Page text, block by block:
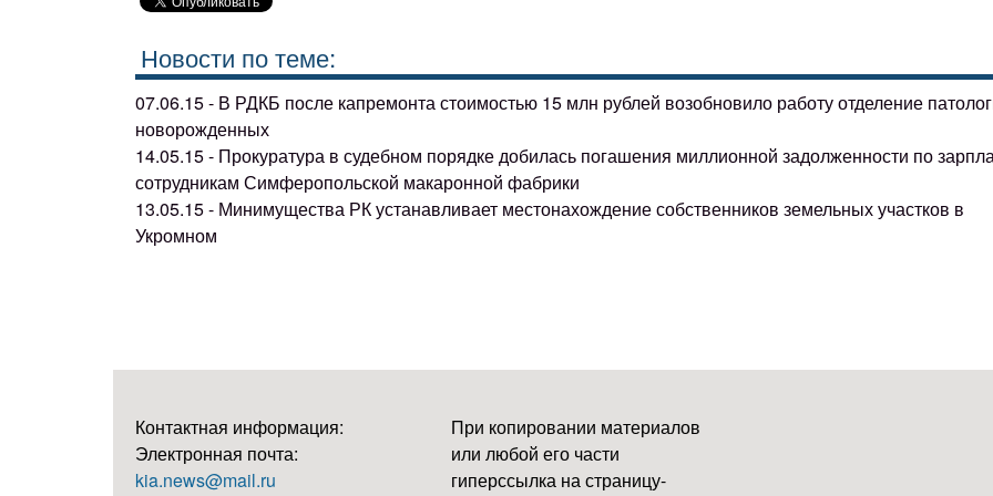
Новости по теме:
07.06.15 - В РДКБ после капремонта стоимостью 15 млн рублей возобновило работу отделение
новорожденных
14.05.15 - Прокуратура в судебном порядке добилась погашения миллионной задолженности по
сотрудникам Симферопольской макаронной фабрики
13.05.15 - Минимущества РК устанавливает местонахождение собственников земельных участков в
Укромном
Контактная информация:
Электронная почта:
kia.news@mail.ru
При копировании материалов
или любой его части
гиперссылка на страницу-